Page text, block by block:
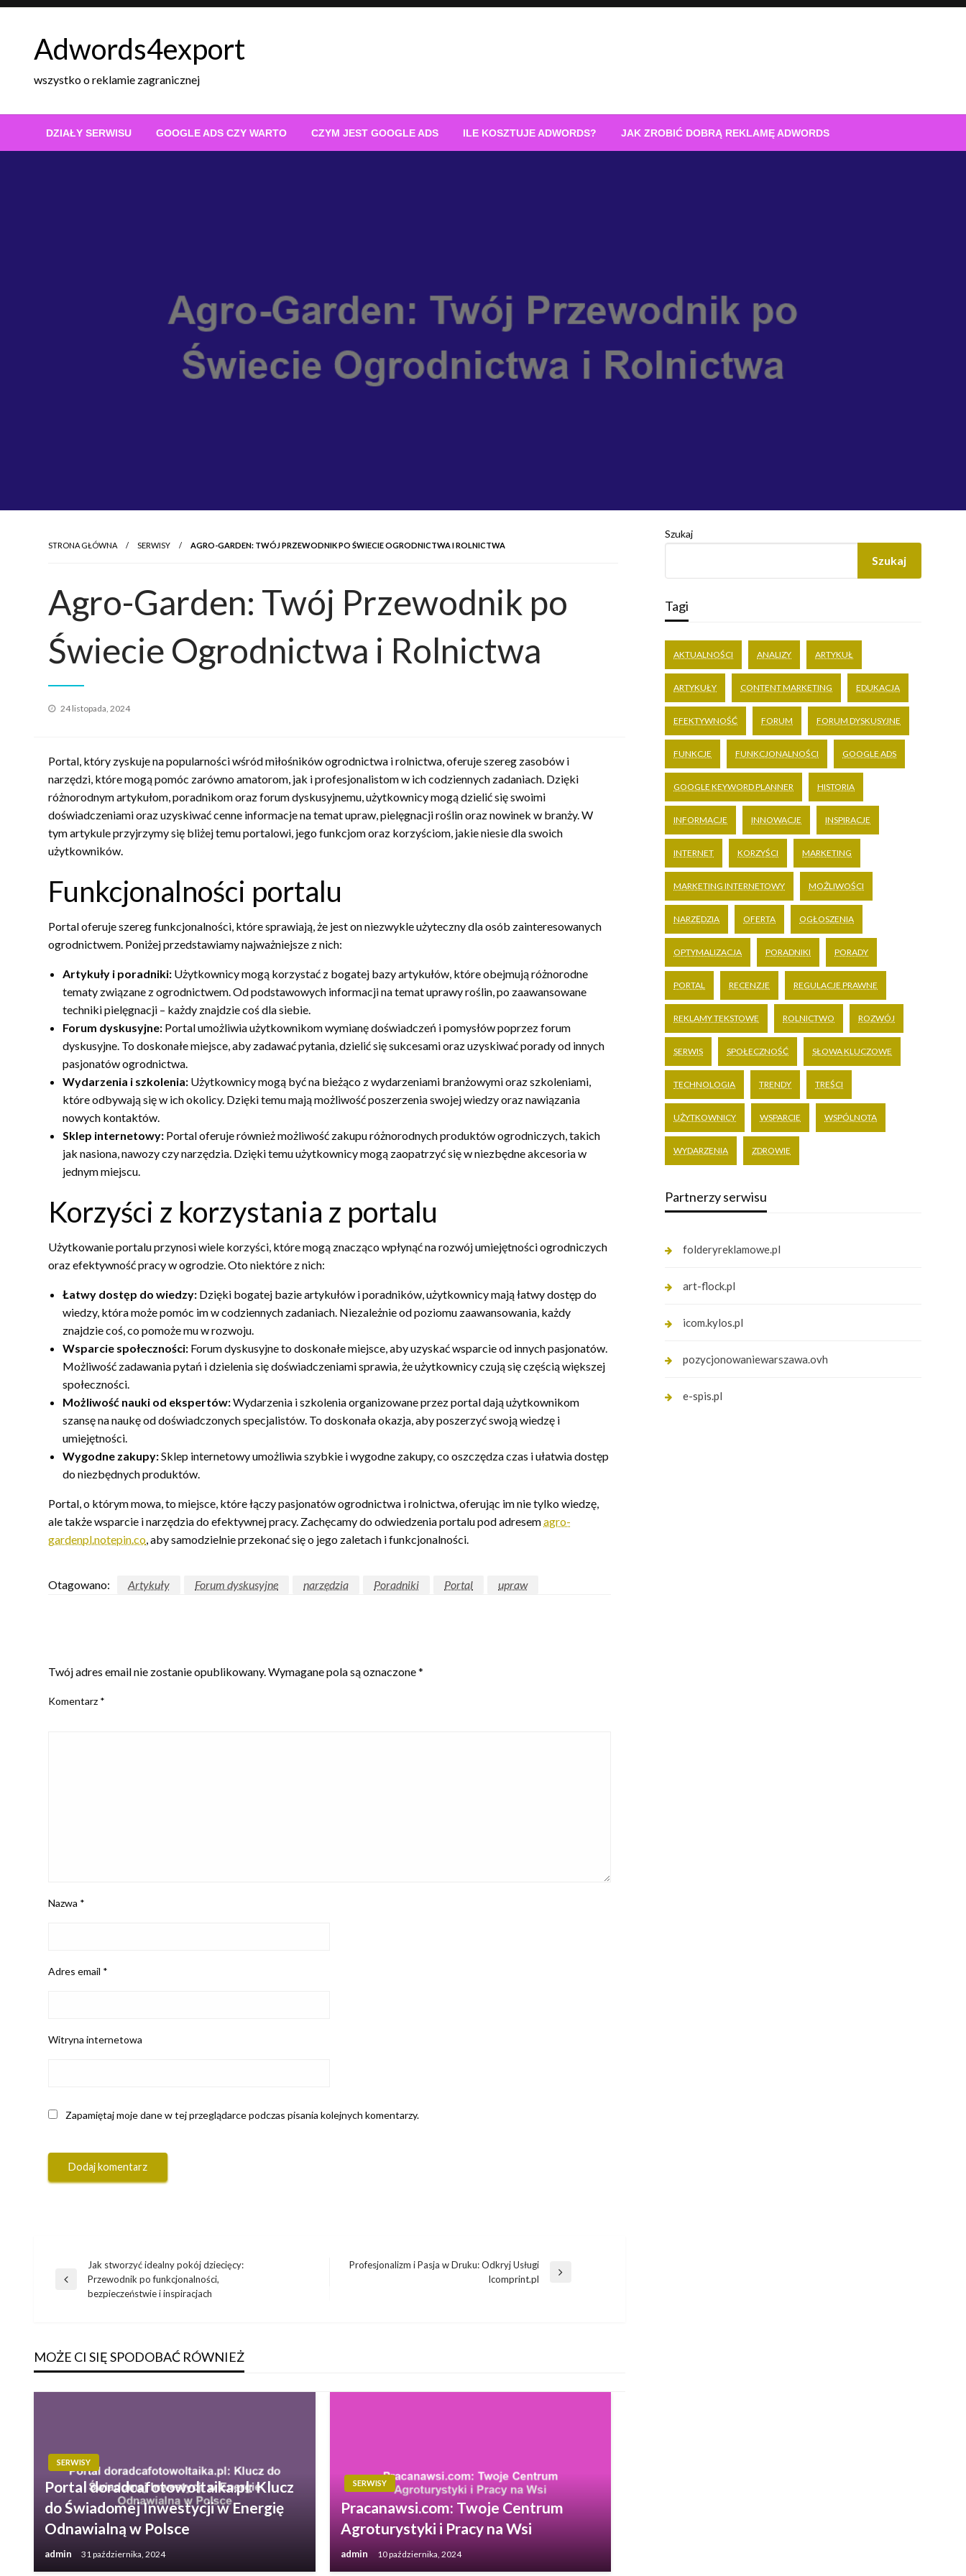
Skip
Adwords4export
wszystko o reklamie zagranicznej
DZIAŁY SERWISU GOOGLE ADS CZY WARTO CZYM JEST GOOGLE ADS ILE KOSZTUJE ADWORDS? JAK ZROBIĆ DOBRĄ REKLAMĘ ADWORDS
STRONA GŁÓWNA SERWISY AGRO-GARDEN: TWÓJ PRZEWODNIK PO ŚWIECIE OGRODNICTWA I ROLNICTWA
Agro-Garden: Twój Przewodnik po
Świecie Ogrodnictwa i Rolnictwa
Opublikowane
24 listopada, 2024
Portal, który zyskuje na popularności wśród miłośników ogrodnictwa i rolnictwa, oferuje szereg zasobów i
narzędzi, które mogą pomóc zarówno amatorom, jak i profesjonalistom w ich codziennych zadaniach. Dzięki
różnorodnym artykułom, poradnikom oraz forum dyskusyjnemu, użytkownicy mogą dzielić się swoimi
doświadczeniami oraz uzyskiwać cenne informacje na temat upraw, pielęgnacji roślin oraz nowinek w branży. W
tym artykule przyjrzymy się bliżej temu portalowi, jego funkcjom oraz korzyściom, jakie niesie dla swoich
użytkowników.
Funkcjonalności portalu
Portal oferuje szereg funkcjonalności, które sprawiają, że jest on niezwykle użyteczny dla osób zainteresowanych
ogrodnictwem. Poniżej przedstawiamy najważniejsze z nich:
Artykuły i poradniki: Użytkownicy mogą korzystać z bogatej bazy artykułów, które obejmują różnorodne
tematy związane z ogrodnictwem. Od podstawowych informacji na temat uprawy roślin, po zaawansowane
techniki pielęgnacji – każdy znajdzie coś dla siebie.
Forum dyskusyjne: Portal umożliwia użytkownikom wymianę doświadczeń i pomysłów poprzez forum
dyskusyjne. To doskonałe miejsce, aby zadawać pytania, dzielić się sukcesami oraz uzyskiwać porady od innych
pasjonatów ogrodnictwa.
Wydarzenia i szkolenia: Użytkownicy mogą być na bieżąco z wydarzeniami branżowymi oraz szkoleniami,
które odbywają się w ich okolicy. Dzięki temu mają możliwość poszerzenia swojej wiedzy oraz nawiązania
nowych kontaktów.
Sklep internetowy: Portal oferuje również możliwość zakupu różnorodnych produktów ogrodniczych, takich
jak nasiona, nawozy czy narzędzia. Dzięki temu użytkownicy mogą zaopatrzyć się w niezbędne akcesoria w
jednym miejscu.
Korzyści z korzystania z portalu
Użytkowanie portalu przynosi wiele korzyści, które mogą znacząco wpłynąć na rozwój umiejętności ogrodniczych
oraz efektywność pracy w ogrodzie. Oto niektóre z nich:
Łatwy dostęp do wiedzy: Dzięki bogatej bazie artykułów i poradników, użytkownicy mają łatwy dostęp do
wiedzy, która może pomóc im w codziennych zadaniach. Niezależnie od poziomu zaawansowania, każdy
znajdzie coś, co pomoże mu w rozwoju.
Wsparcie społeczności: Forum dyskusyjne to doskonałe miejsce, aby uzyskać wsparcie od innych pasjonatów.
Możliwość zadawania pytań i dzielenia się doświadczeniami sprawia, że użytkownicy czują się częścią większej
społeczności.
Możliwość nauki od ekspertów:Wydarzenia i szkolenia organizowane przez portal dają użytkownikom
szansę na naukę od doświadczonych specjalistów. To doskonała okazja, aby poszerzyć swoją wiedzę i
umiejętności.
Wygodne zakupy:Sklep internetowy umożliwia szybkie i wygodne zakupy, co oszczędza czas i ułatwia dostęp
do niezbędnych produktów.
Portal, o którym mowa, to miejsce, które łączy pasjonatów ogrodnictwa i rolnictwa, oferując im nie tylko wiedzę,
ale także wsparcie i narzędzia do efektywnej pracy. Zachęcamy do odwiedzenia portalu pod adresemagro-
gardenpl.notepin.co, aby samodzielnie przekonać się o jego zaletach i funkcjonalności.
Otagowano: Artykuły Forum dyskusyjne narzędzia Poradniki Portal upraw
Twój adres email nie zostanie opublikowany.Wymagane pola są oznaczone*
Komentarz *
Nazwa *
Adres email *
Witryna internetowa
Zapamiętaj moje dane w tej przeglądarce podczas pisania kolejnych komentarzy.
Nawigacja
Poprzedni
Jak stworzyć idealny pokój dziecięcy:
Przewodnik po funkcjonalności,
bezpieczeństwie i inspiracjach
Profesjonalizm i Pasja w Druku: Odkryj Usługi
Icomprint.pl
MOŻE CI SIĘ SPODOBAĆ RÓWNIEŻ
SERWISY
Portal doradcafotowoltaika.pl: Klucz
do Świadomej Inwestycji w Energię
Odnawialną w Polsce
admin 31 października, 2024
SERWISY
Pracanawsi.com: Twoje Centrum
Agroturystyki i Pracy na Wsi
admin 10 października, 2024
Szukaj
Szukaj
Tagi
AKTUALNOŚCI ANALIZY ARTYKUŁ
ARTYKUŁY CONTENT MARKETING EDUKACJA
EFEKTYWNOŚĆ FORUM FORUM DYSKUSYJNE
FUNKCJE FUNKCJONALNOŚCI GOOGLE ADS
GOOGLE KEYWORD PLANNER HISTORIA
INFORMACJE INNOWACJE INSPIRACJE
INTERNET KORZYŚCI MARKETING
MARKETING INTERNETOWY MOŻLIWOŚCI
NARZĘDZIA OFERTA OGŁOSZENIA
OPTYMALIZACJA PORADNIKI PORADY
PORTAL RECENZJE REGULACJE PRAWNE
REKLAMY TEKSTOWE ROLNICTWO ROZWÓJ
SERWIS SPOŁECZNOŚĆ SŁOWA KLUCZOWE
TECHNOLOGIA TRENDY TREŚCI
UŻYTKOWNICY WSPARCIE WSPÓLNOTA
WYDARZENIA ZDROWIE
Partnerzy serwisu
folderyreklamowe.pl
art-flock.pl
icom.kylos.pl
pozycjonowaniewarszawa.ovh
e-spis.pl